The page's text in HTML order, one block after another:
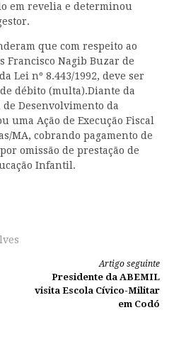
em revelia e determinou
que com respeito ao
Francisco Nagib Buzar de
Lei nº 8.443/1992, deve ser
débito (multa).Diante da
Desenvolvimento da
uma Ação de Execução Fiscal
MA, cobrando pagamento de
omissão de prestação de
Infantil.
Artigo seguinte
Presidente da ABEMIL
visita Escola Cívico-Militar
em Codó